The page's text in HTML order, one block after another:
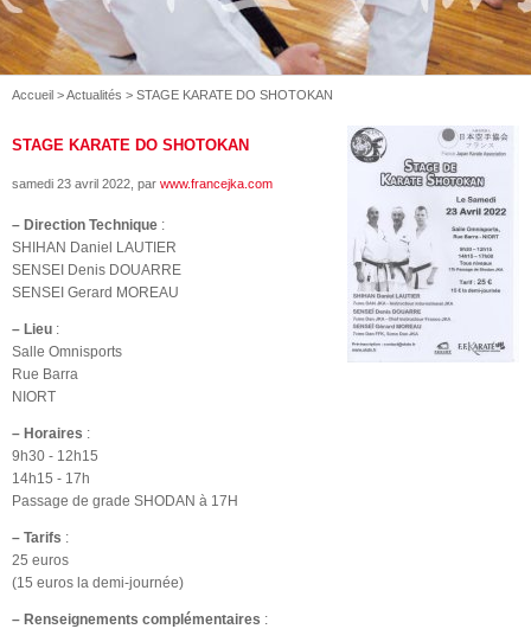
Accueil >Actualités > STAGE KARATE DO SHOTOKAN
STAGE KARATE DO SHOTOKAN
samedi 23 avril 2022 , par www.francejka.com
– Direction Technique :
SHIHAN Daniel LAUTIER
SENSEI Denis DOUARRE
SENSEI Gerard MOREAU
– Lieu :
Salle Omnisports
Rue Barra
NIORT
– Horaires :
9h30 - 12h15
14h15 - 17h
Passage de grade SHODAN à 17H
– Tarifs :
25 euros
(15 euros la demi-journée)
– Renseignements complémentaires :